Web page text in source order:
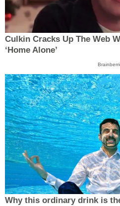
Culkin Cracks Up The Web
‘Home Alone’
Why this ordinary drink is